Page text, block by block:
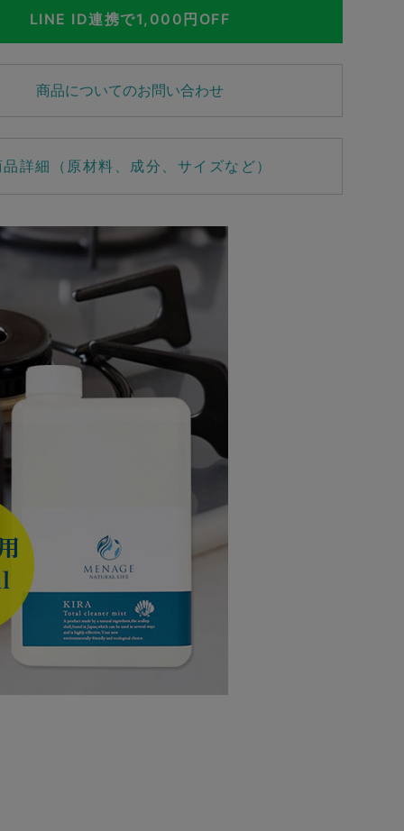
LINE ID連携で1,000円OFF
商品についてのお問い合わせ
品詳細（原材料、成分、サイズなど）